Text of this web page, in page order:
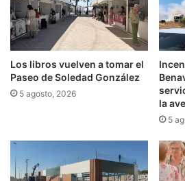
Los libros vuelven a tomar el
Paseo de Soledad González
5 agosto, 2026
la
5